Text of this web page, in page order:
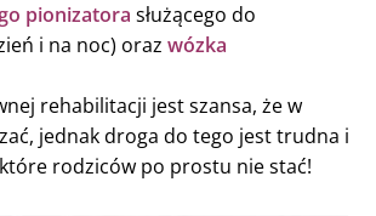
pionizatora służącego do
i na noc) oraz wózka
rehabilitacji jest szansa, że w
jednak droga do tego jest trudna i
rodziców po prostu nie stać!